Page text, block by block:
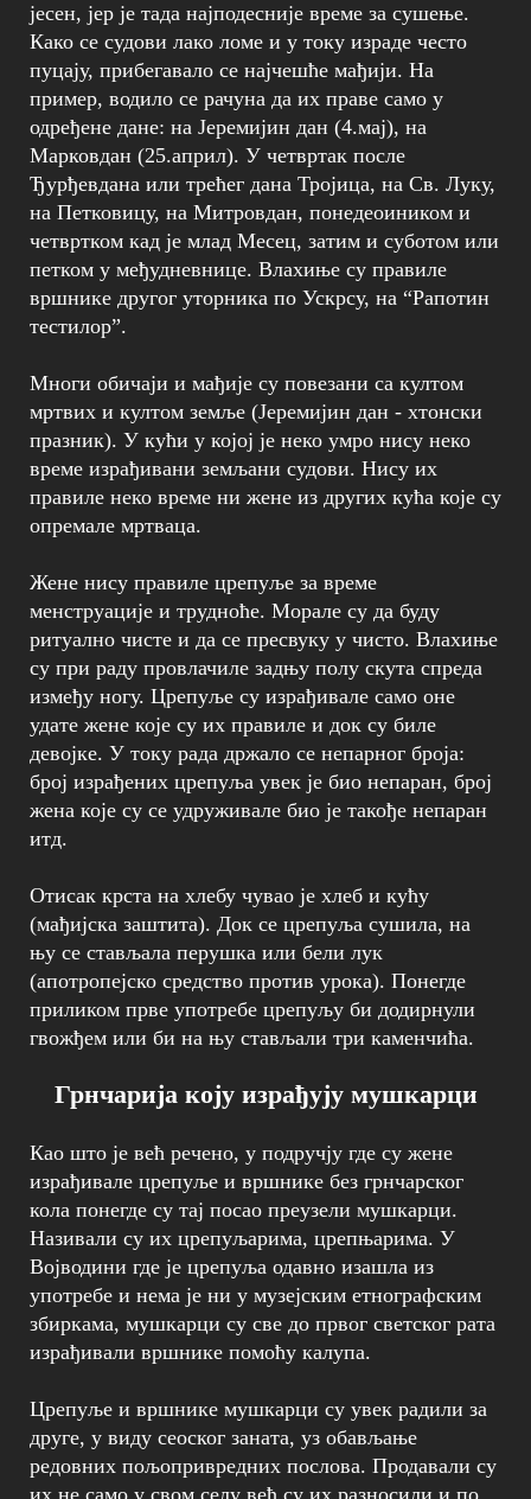
јесен, јер је тада најподесније време за сушење.
Како се судови лако ломе и у току израде често
пуцају, прибегавало се најчешће мађији. На
пример, водило се рачуна да их праве само у
одређене дане: на Јеремијин дан (4.мај), на
Марковдан (25.април). У четвртак после
Ђурђевдана или трећег дана Тројица, на Св. Луку,
на Петковицу, на Митровдан, понедеоиником и
четвртком кад је млад Месец, затим и суботом или
петком у међудневнице. Влахиње су правиле
вршнике другог уторника по Ускрсу, на “Рапотин
тестилор”.
Многи обичаји и мађије су повезани са култом
мртвих и култом земље (Јеремијин дан - хтонски
празник). У кући у којој је неко умро нису неко
време израђивани земљани судови. Нису их
правиле неко време ни жене из других кућа које су
опремале мртваца.
Жене нису правиле црепуље за време
менструације и трудноће. Морале су да буду
ритуално чисте и да се пресвуку у чисто. Влахиње
су при раду провлачиле задњу полу скута спреда
између ногу. Црепуље су израђивале само оне
удате жене које су их правиле и док су биле
девојке. У току рада држало се непарног броја:
број израђених црепуља увек је био непаран, број
жена које су се удруживале био је такође непаран
итд.
Отисак крста на хлебу чувао је хлеб и кућу
(мађијска заштита). Док се црепуља сушила, на
њу се стављала перушка или бели лук
(апотропејско средство против урока). Понегде
приликом прве употребе црепуљу би додирнули
гвожђем или би на њу стављали три каменчића.
Грнчарија коју израђују мушкарци
Као што је већ речено, у подручју где су жене
израђивале црепуље и вршнике без грнчарског
кола понегде су тај посао преузели мушкарци.
Називали су их црепуљарима, црепњарима. У
Војводини где је црепуља одавно изашла из
употребе и нема је ни у музејским етнографским
збиркама, мушкарци су све до првог светског рата
израђивали вршнике помоћу калупа.
Црепуље и вршнике мушкарци су увек радили за
друге, у виду сеоског заната, уз обављање
редовних пољопривредних послова. Продавали су
их не само у свом селу већ су их разносили и по